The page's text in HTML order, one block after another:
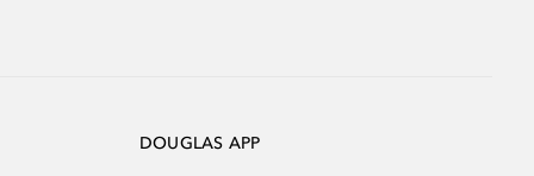
DOUGLAS APP